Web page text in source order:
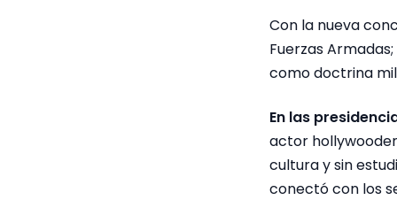
Con la nueva
Fuerzas
como doctrina
En las
actor
cultura y sin
conectó con los